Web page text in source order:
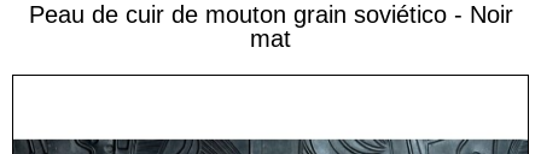
Peau de cuir de mouton grain soviético - Noir
mat